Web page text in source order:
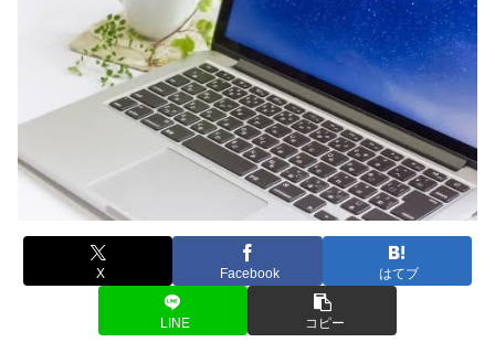
X Facebook はてブ
LINE コピー